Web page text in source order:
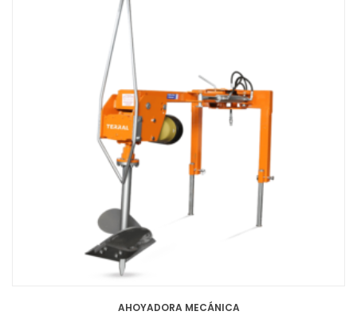
AHOYADORA MECÁNICA